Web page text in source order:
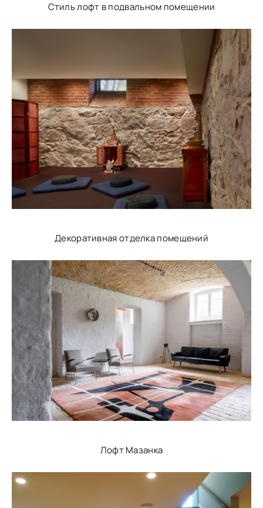
Стиль лофт в подвальном помещении
Декоративная отделка помещений
Лофт Мазанка